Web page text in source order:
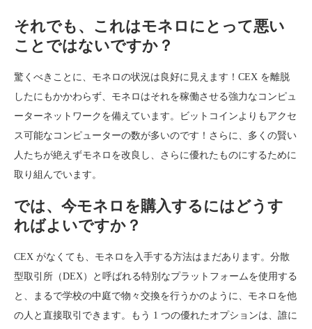
それでも、これはモネロにとって悪い
ことではないですか？
驚くべきことに、モネロの状況は良好に見えます！CEX を離脱
したにもかかわらず、モネロはそれを稼働させる強力なコンピュ
ーターネットワークを備えています。ビットコインよりもアクセ
ス可能なコンピューターの数が多いのです！さらに、多くの賢い
人たちが絶えずモネロを改良し、さらに優れたものにするために
取り組んでいます。
では、今モネロを購入するにはどうす
ればよいですか？
CEX がなくても、モネロを入手する方法はまだあります。分散
型取引所（DEX）と呼ばれる特別なプラットフォームを使用する
と、まるで学校の中庭で物々交換を行うかのように、モネロを他
の人と直接取引できます。もう 1 つの優れたオプションは、誰に